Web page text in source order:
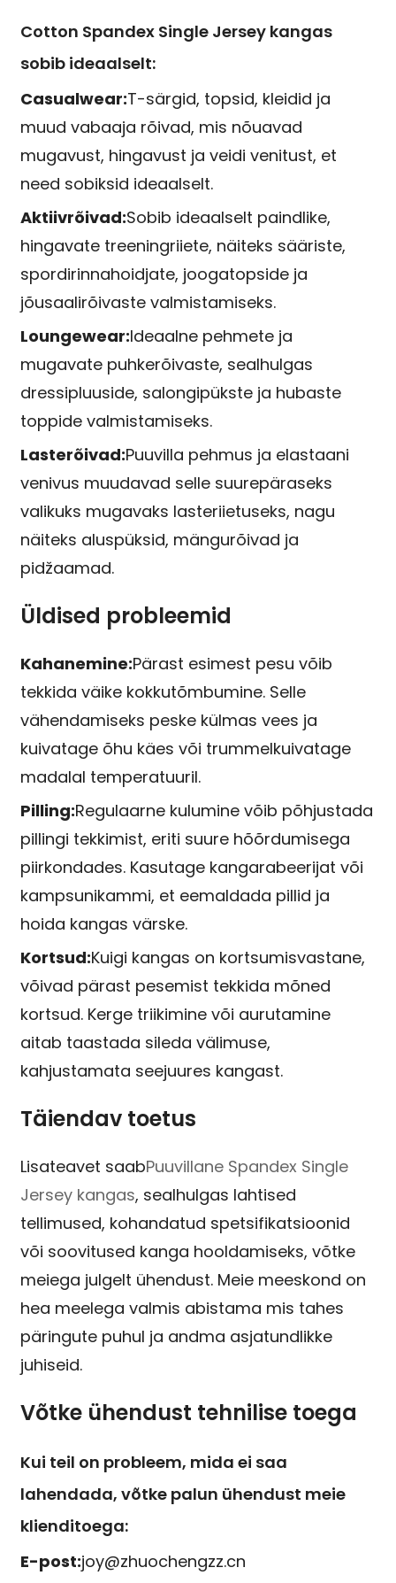
Cotton Spandex Single Jersey kangas
sobib ideaalselt:
Casualwear:T-särgid, topsid, kleidid ja
muud vabaaja rõivad, mis nõuavad
mugavust, hingavust ja veidi venitust, et
need sobiksid ideaalselt.
Aktiivrõivad:Sobib ideaalselt paindlike,
hingavate treeningriiete, näiteks sääriste,
spordirinnahoidjate, joogatopside ja
jõusaalirõivaste valmistamiseks.
Loungewear:Ideaalne pehmete ja
mugavate puhkerõivaste, sealhulgas
dressipluuside, salongipükste ja hubaste
toppide valmistamiseks.
Lasterõivad:Puuvilla pehmus ja elastaani
venivus muudavad selle suurepäraseks
valikuks mugavaks lasteriietuseks, nagu
näiteks aluspüksid, mängurõivad ja
pidžaamad.
Üldised probleemid
Kahanemine:Pärast esimest pesu võib
tekkida väike kokkutõmbumine. Selle
vähendamiseks peske külmas vees ja
kuivatage õhu käes või trummelkuivatage
madalal temperatuuril.
Pilling:Regulaarne kulumine võib põhjustada
pillingi tekkimist, eriti suure hõõrdumisega
piirkondades. Kasutage kangarabeerijat või
kampsunikammi, et eemaldada pillid ja
hoida kangas värske.
Kortsud:Kuigi kangas on kortsumisvastane,
võivad pärast pesemist tekkida mõned
kortsud. Kerge triikimine või aurutamine
aitab taastada sileda välimuse,
kahjustamata seejuures kangast.
Täiendav toetus
Lisateavet saabPuuvillane Spandex Single
Jersey kangas, sealhulgas lahtised
tellimused, kohandatud spetsifikatsioonid
või soovitused kanga hooldamiseks, võtke
meiega julgelt ühendust. Meie meeskond on
hea meelega valmis abistama mis tahes
päringute puhul ja andma asjatundlikke
juhiseid.
Võtke ühendust tehnilise toega
Kui teil on probleem, mida ei saa
lahendada, võtke palun ühendust meie
klienditoega:
E-post:joy@zhuochengzz.cn